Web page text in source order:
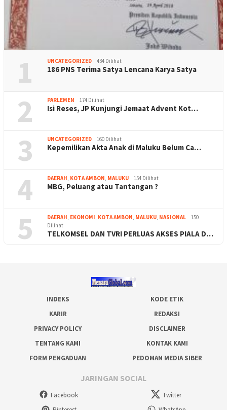
1 UNCATEGORIZED 434 Dilihat
186 PNS Terima Satya Lencana Karya Satya
2 PARLEMEN 174 Dilihat
Isi Reses, JP Kunjungi Jemaat Advent Kot…
3 UNCATEGORIZED 160 Dilihat
Kepemilikan Akta Anak di Maluku Belum Ca…
4 DAERAH KOTA AMBON MALUKU 154 Dilihat
MBG, Peluang atau Tantangan ?
5 DAERAH EKONOMI KOTA AMBON MALUKU NASIONAL
150
Dilihat
TELKOMSEL DAN TVRI PERLUAS AKSES PIALA D…
INDEKS
KODE ETIK
KARIR
REDAKSI
PRIVACY POLICY
DISCLAIMER
TENTANG KAMI
KONTAK KAMI
FORM PENGADUAN
PEDOMAN MEDIA SIBER
JARINGAN SOCIAL
Facebook
Twitter